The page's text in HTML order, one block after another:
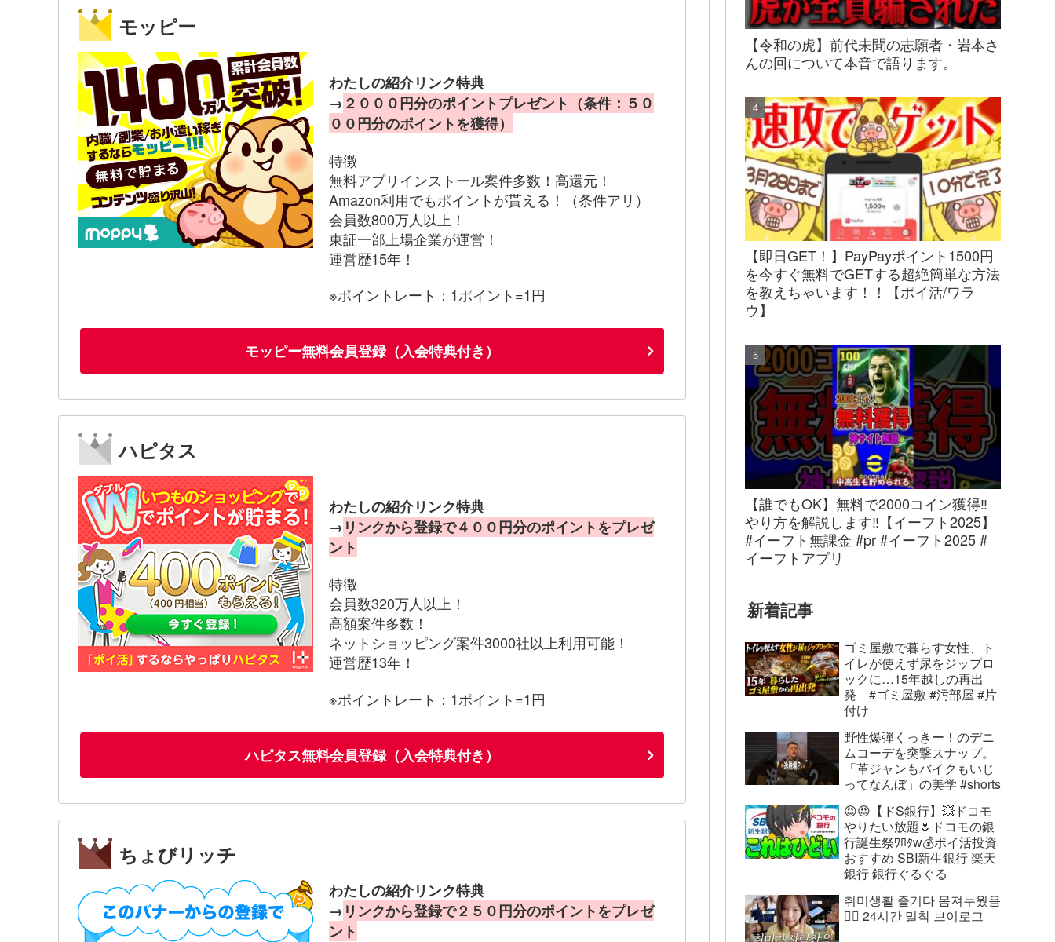
モッピー
わたしの紹介リンク特典
→ ２０００円分のポイントプレゼント（条件：５０
００円分のポイントを獲得）
特徴
無料アプリインストール案件多数！高還元！
Amazon利用でもポイントが貰える！（条件アリ）
会員数800万人以上！
東証一部上場企業が運営！
運営歴15年！
※ポイントレート：1ポイント=1円
モッピー無料会員登録（入会特典付き）
ハピタス
わたしの紹介リンク特典
→ リンクから登録で４００円分のポイントをプレゼ
ント
特徴
会員数320万人以上！
高額案件多数！
ネットショッピング案件3000社以上利用可能！
運営歴13年！
※ポイントレート：1ポイント=1円
ハピタス無料会員登録（入会特典付き）
ちょびリッチ
わたしの紹介リンク特典
→ リンクから登録で２５０円分のポイントをプレゼ
ント
【令和の虎】前代未聞の志願者・岩本さ
んの回について本音で語ります。
【即日GET！】PayPayポイント1500円
を今すぐ無料でGETする超絶簡単な方法
を教えちゃいます！！【ポイ活/ワラ
ウ】
【誰でもOK】無料で2000コイン獲得‼︎
やり方を解説します‼︎【イーフト2025】
#イーフト無課金 #pr #イーフト2025 #
イーフトアプリ
新着記事
ゴミ屋敷で暮らす女性、ト
イレが使えず尿をジップロ
ックに…15年越しの再出
発 #ゴミ屋敷 #汚部屋 #片
付け
野性爆弾くっきー！のデニ
ムコーデを突撃スナップ。
「革ジャンもバイクもいじ
ってなんぼ」の美学 #shorts
😡😡【ドS銀行】💥ドコモ
やりたい放題🌷ドコモの銀
行誕生祭ﾜﾛﾀw💰ポイ活投資
おすすめ SBI新生銀行 楽天
銀行 銀行ぐるぐる
취미생활 즐기다 몸져누웠음
😵‍💫 24시간 밀착 브이로그